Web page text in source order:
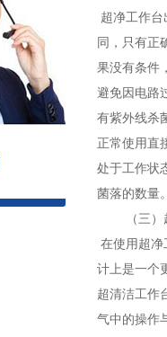
超净工作
同，只有正
果没有条件
避免因电路
有紫外线杀
正常使用直
处于工作状
菌落的数量
（三）
在使用超净
计上是一个
超清洁工作
气中的操作